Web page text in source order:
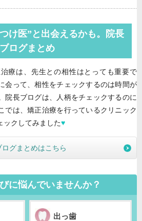
け医”と出会えるかも。院長
ブログまとめ
療は、先生との相性はとっても重要で
会って、相性をチェックするのは時間が
院長ブログは、人柄をチェックするのに
では、矯正治療を行っているクリニック
ックしてみました♥
ログまとめはこちら
に悩んでいませんか？
出っ歯